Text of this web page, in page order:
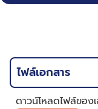
ไฟล์เอกสาร
ดาวน์โหลดไฟล์ของ